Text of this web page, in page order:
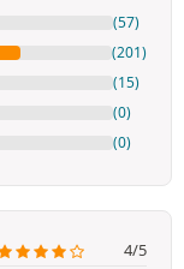
(57)
(201)
(15)
(0)
(0)
4/5